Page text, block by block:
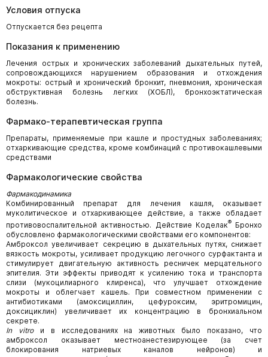
Условия отпуска
Отпускается без рецепта
Показания к применению
Лечения острых и хронических заболеваний дыхательных путей,
сопровождающихся нарушением образования и отхождения
мокроты: острый и хронический бронхит, пневмония, хроническая
обструктивная болезнь легких (ХОБЛ), бронхоэктатическая
болезнь.
Фармако-терапевтическая группа
Препараты, применяемые при кашле и простудных заболеваниях;
отхаркивающие средства, кроме комбинаций с противокашлевыми
средствами
Фармакологические свойства
Фармакодинамика
Комбинированный препарат для лечения кашля, оказывает
муколитическое и отхаркивающее действие, а также обладает
противовоспалительной активностью. Действие Коделак®Бронхо
обусловлено фармакологическими свойствами его компонентов:
Амброксол увеличивает секрецию в дыхательных путях, снижает
вязкость мокроты, усиливает продукцию легочного сурфактанта и
стимулирует двигательную активность ресничек мерцательного
эпителия. Эти эффекты приводят к усилению тока и транспорта
слизи (мукоцилиарного клиренса), что улучшает отхождение
мокроты и облегчает кашель. При совместном применении с
антибиотиками (амоксициллин, цефуроксим, эритромицин,
доксициклин) увеличивает их концентрацию в бронхиальном
секрете.
In vitroи в исследованиях на животных было показано, что
амброксол оказывает местноанестезирующее (за счет
блокирования натриевых каналов нейронов) и